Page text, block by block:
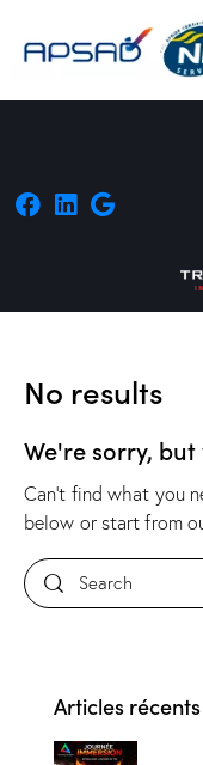
No results
We're sorry,
Can't find what you
below or start from
Articles récents